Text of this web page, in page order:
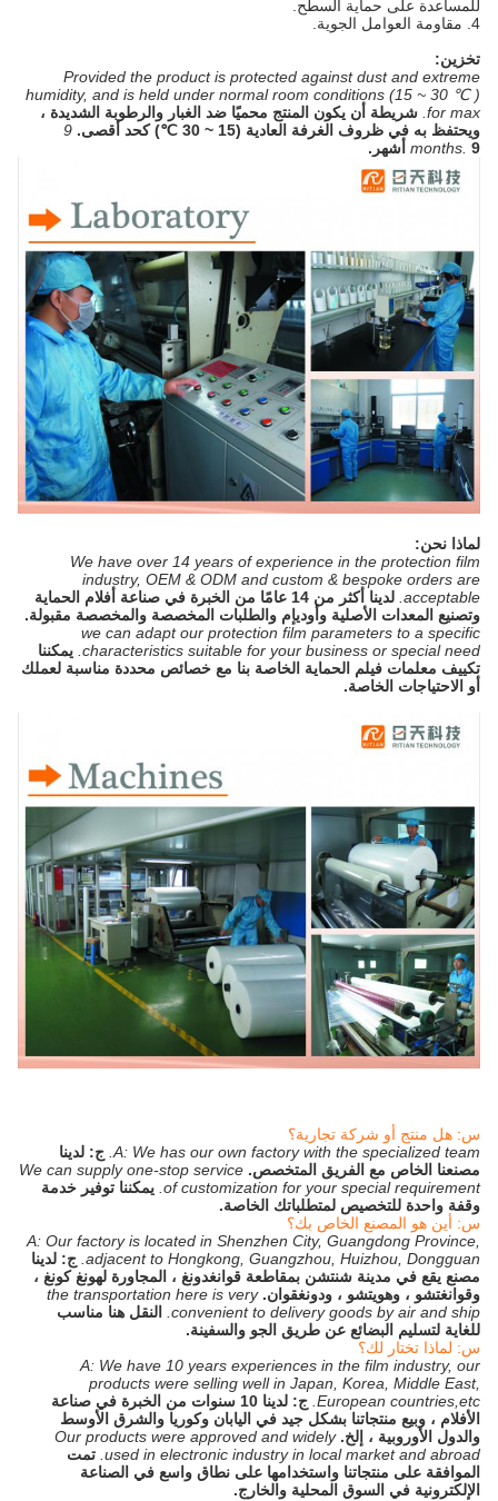
للمساعدة على حماية السطح.
4. مقاومة العوامل الجوية.
تخزين:
Provided the product is protected against dust and extreme
humidity, and is held under normal room conditions (15 ~ 30 ℃ )
for max.
شريطة أن يكون المنتج محميًا ضد الغبار والرطوبة الشديدة ،
ويحتفظ به في ظروف الغرفة العادية (15 ~ 30 ℃) كحد أقصى.
9
months. 9 أشهر.
لماذا نحن:
We have over 14 years of experience in the protection film
industry, OEM & ODM and custom & bespoke orders are
acceptable.
لدينا أكثر من 14 عامًا من الخبرة في صناعة أفلام الحماية
وتصنيع المعدات الأصلية وأوديإم والطلبات المخصصة والمخصصة مقبولة.
we can adapt our protection film parameters to a specific
characteristics suitable for your business or special need.
يمكننا
تكييف معلمات فيلم الحماية الخاصة بنا مع خصائص محددة مناسبة لعملك
أو الاحتياجات الخاصة.
س: هل منتج أو شركة تجارية؟
A: We has our own factory with the specialized team.
ج: لدينا
مصنعنا الخاص مع الفريق المتخصص. We can supply one-stop service
of customization for your special requirement.
يمكننا توفير خدمة
وقفة واحدة للتخصيص لمتطلباتك الخاصة.
س: أين هو المصنع الخاص بك؟
A: Our factory is located in Shenzhen City, Guangdong Province,
adjacent to Hongkong, Guangzhou, Huizhou, Dongguan.
ج: لدينا
مصنع يقع في مدينة شنتشن بمقاطعة قوانغدونغ ، المجاورة لهونغ كونغ ،
وقوانغتشو ، وهويتشو ، ودونغقوان. the transportation here is very
convenient to delivery goods by air and ship.
النقل هنا مناسب
للغاية لتسليم البضائع عن طريق الجو والسفينة.
س: لماذا تختار لك؟
A: We have 10 years experiences in the film industry, our
products were selling well in Japan, Korea, Middle East,
European countries,etc.
ج: لدينا 10 سنوات من الخبرة في صناعة
الأفلام ، وبيع منتجاتنا بشكل جيد في اليابان وكوريا والشرق الأوسط
والدول الأوروبية ، إلخ. Our products were approved and widely
used in electronic industry in local market and abroad.
تمت
الموافقة على منتجاتنا واستخدامها على نطاق واسع في الصناعة
الإلكترونية في السوق المحلية والخارج.